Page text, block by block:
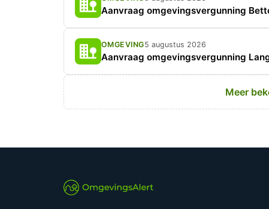
Aanvraag omgevingsvergunning
OMGEVING5 augustus 2026
Aanvraag omgevingsvergunning
Meer